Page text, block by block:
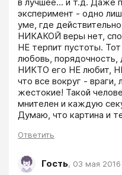
эксперимент - одно
уме, где
НИКАКОЙ веры нет,
НЕ терпит пустоты.
любовь, порядочность,
НИКТО его НЕ любит,
что все вокруг -
жестокие! Такой
мнителен и каждую
Думаю, что картина и
Ответить
Гость, 03 мая 2016